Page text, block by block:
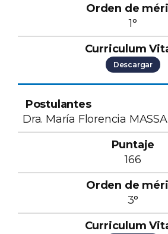
1°
Descargar
Dra. María Florencia MASSA
166
3°